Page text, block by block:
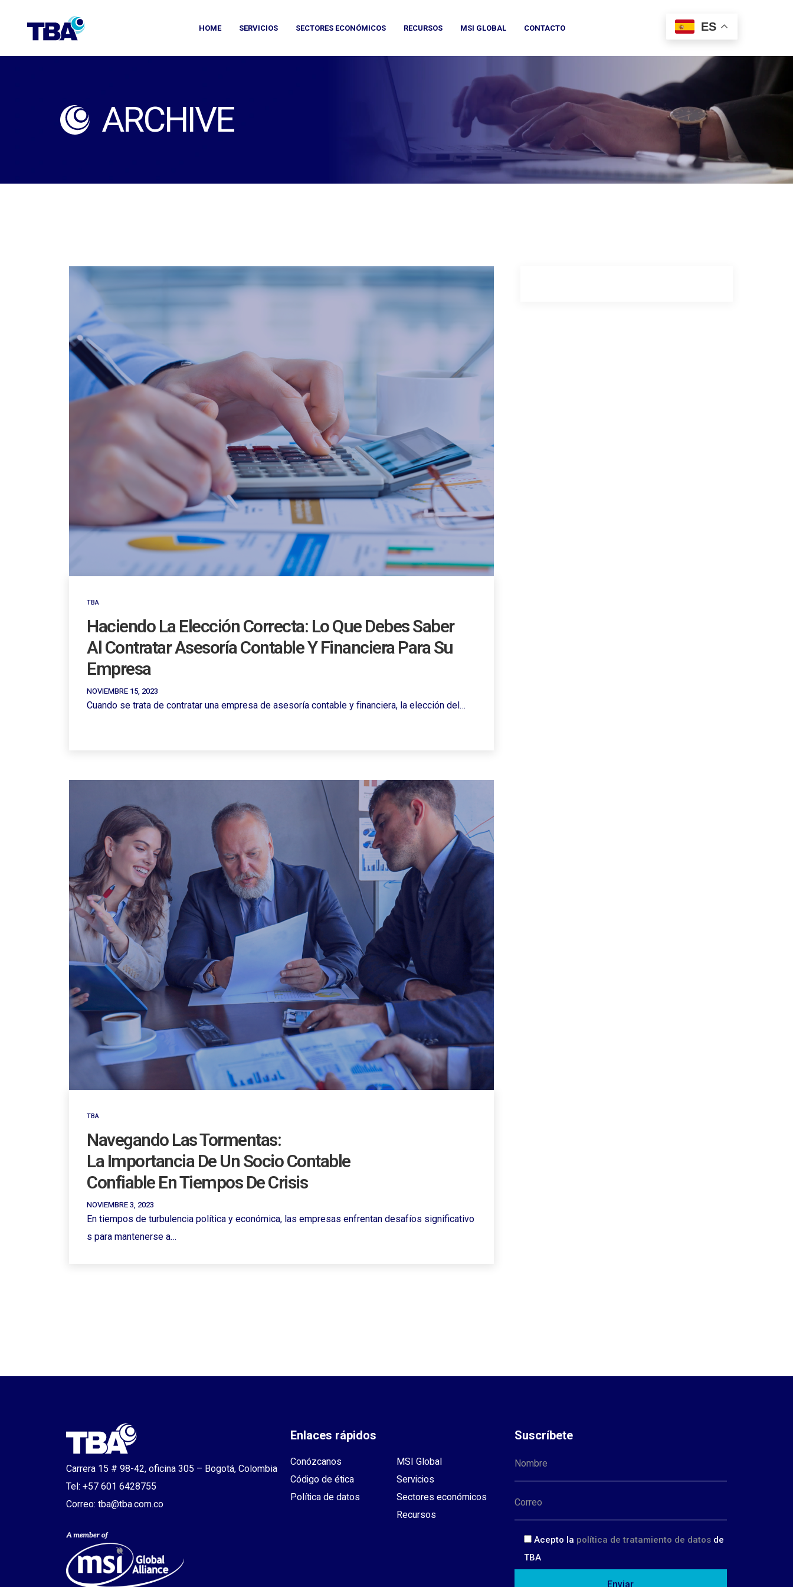
HOME SERVICIOS SECTORES ECONÓMICOS RECURSOS MSI GLOBAL CONTACTO ES
ARCHIVE
TBA
Haciendo La Elección Correcta: Lo Que Debes Saber
Al Contratar Asesoría Contable Y Financiera Para Su
Empresa
NOVIEMBRE 15, 2023
Cuando se trata de contratar una empresa de asesoría contable y financiera, la elección del…
TBA
Navegando Las Tormentas:
La Importancia De Un Socio Contable
Confiable En Tiempos De Crisis
NOVIEMBRE 3, 2023
En tiempos de turbulencia política y económica, las empresas enfrentan desafíos significativo
s para mantenerse a…
Carrera 15 # 98-42, oficina 305 – Bogotá, Colombia
Tel: +57 601 6428755
Correo: tba@tba.com.co
Enlaces rápidos
Conózcanos
MSI Global
Código de ética
Servicios
Política de datos
Sectores económicos
Recursos
Suscríbete
Acepto la política de tratamiento de datosde
TBA
Enviar